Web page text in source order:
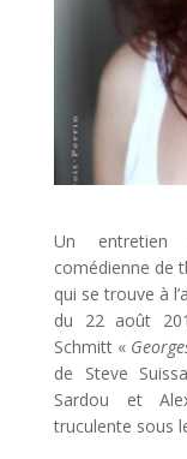
Un entretien
comédienne de
qui se trouve à
du 22 août
Schmitt «
de Steve
Sardou et
truculente sous